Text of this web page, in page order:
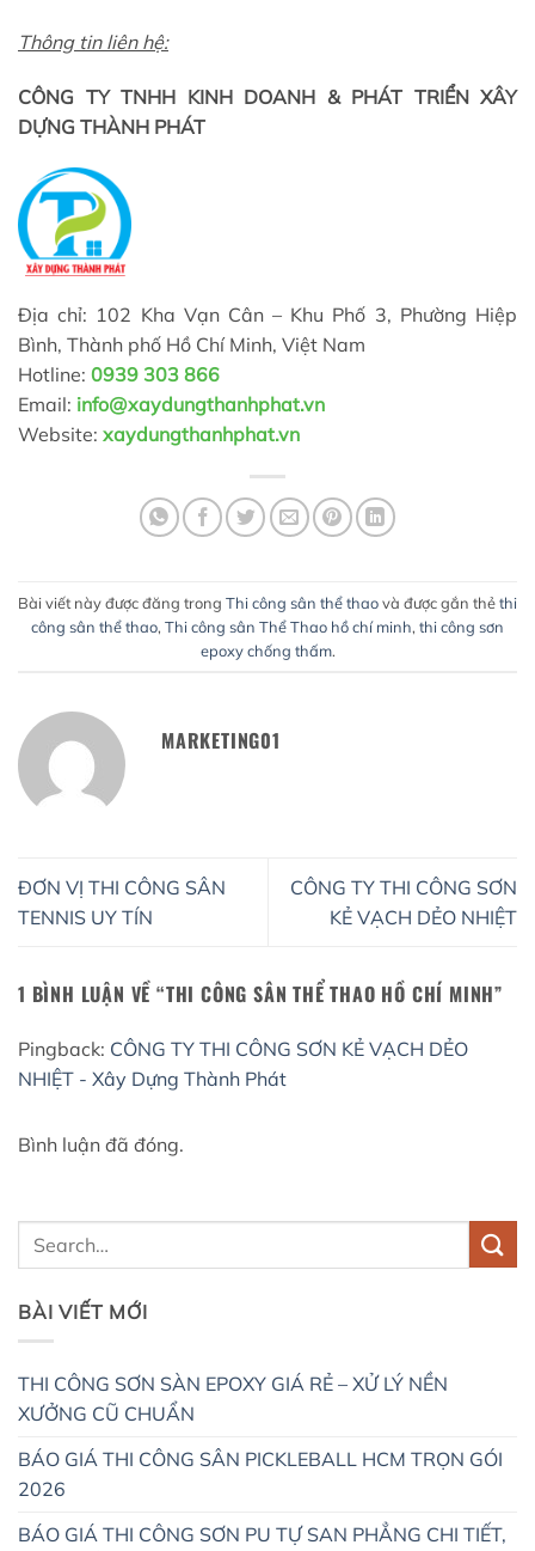
Thông tin liên hệ:
CÔNG TY TNHH KINH DOANH & PHÁT TRIỂN XÂY
DỰNG THÀNH PHÁT
Địa chỉ: 102 Kha Vạn Cân – Khu Phố 3, Phường Hiệp
Bình, Thành phố Hồ Chí Minh, Việt Nam
Hotline: 0939 303 866
Email: info@xaydungthanhphat.vn
Website: xaydungthanhphat.vn
Bài viết này được đăng trong Thi công sân thể thaovà được gắn thẻthi
công sân thể thao, Thi công sân Thể Thao hồ chí minh, thi công sơn
epoxy chống thấm.
MARKETING01
ĐƠN VỊ THI CÔNG SÂN
TENNIS UY TÍN
CÔNG TY THI CÔNG SƠN
KẺ VẠCH DẺO NHIỆT
1 BÌNH LUẬN VỀ “THI CÔNG SÂN THỂ THAO HỒ CHÍ MINH”
Pingback: CÔNG TY THI CÔNG SƠN KẺ VẠCH DẺO
NHIỆT - Xây Dựng Thành Phát
Bình luận đã đóng.
BÀI VIẾT MỚI
THI CÔNG SƠN SÀN EPOXY GIÁ RẺ – XỬ LÝ NỀN
XƯỞNG CŨ CHUẨN
BÁO GIÁ THI CÔNG SÂN PICKLEBALL HCM TRỌN GÓI
2026
BÁO GIÁ THI CÔNG SƠN PU TỰ SAN PHẲNG CHI TIẾT,